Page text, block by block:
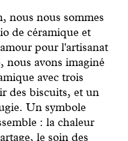
nous nous sommes
de céramique et
pour l'artisanat
nous avons imaginé
avec trois
des biscuits, et un
Un symbole
: la chaleur
le soin des